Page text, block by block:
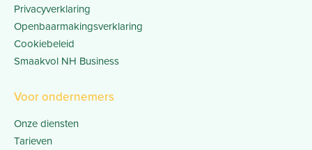
Privacyverklaring
Openbaarmakingsverklaring
Cookiebeleid
Smaakvol NH Business
Voor ondernemers
Onze diensten
Tarieven